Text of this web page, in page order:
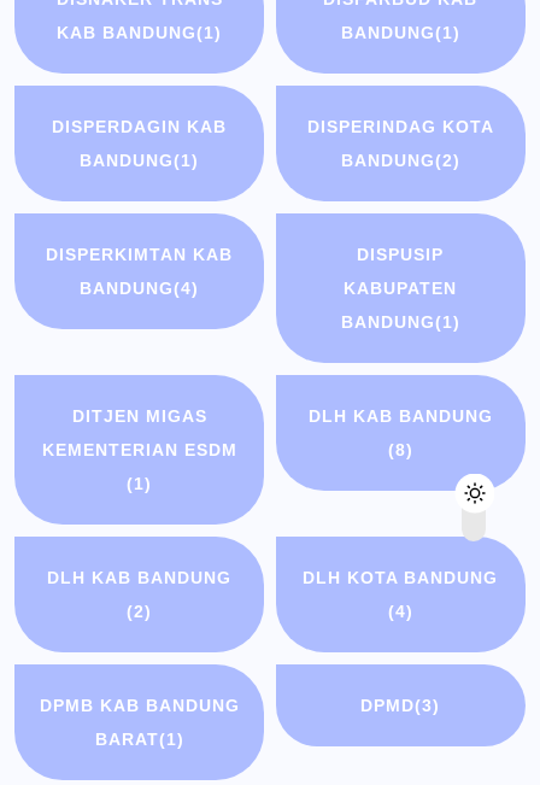
KAB BANDUNG(1)
BANDUNG(1)
DISPERDAGIN KAB
BANDUNG(1)
DISPERINDAG KOTA
BANDUNG(2)
DISPERKIMTAN KAB
BANDUNG(4)
DISPUSIP
KABUPATEN
BANDUNG(1)
DITJEN MIGAS
KEMENTERIAN ESDM
(1)
DLH KAB BANDUNG
(8)
DLH KAB BANDUNG
(2)
DLH KOTA BANDUNG
(4)
DPMB KAB BANDUNG
BARAT(1)
DPMD(3)